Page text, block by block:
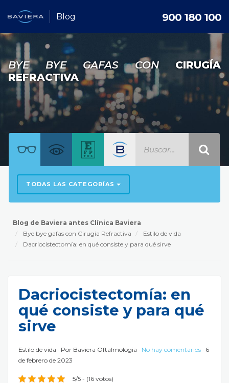
Blog 900 180 100
BYE BYE GAFAS CON CIRUGÍA
REFRACTIVA
TODAS LAS CATEGORÍAS
Blog de Baviera antes Clínica Baviera
Bye bye gafas con Cirugía Refractiva
Estilo de vida
Dacriocistectomía: en qué consiste y para qué sirve
Dacriocistectomía: en
qué consiste y para qué
sirve
Estilo de vida Por Baviera Oftalmologia No hay comentarios
6
de febrero de 2023
5/5 - (16 votos)